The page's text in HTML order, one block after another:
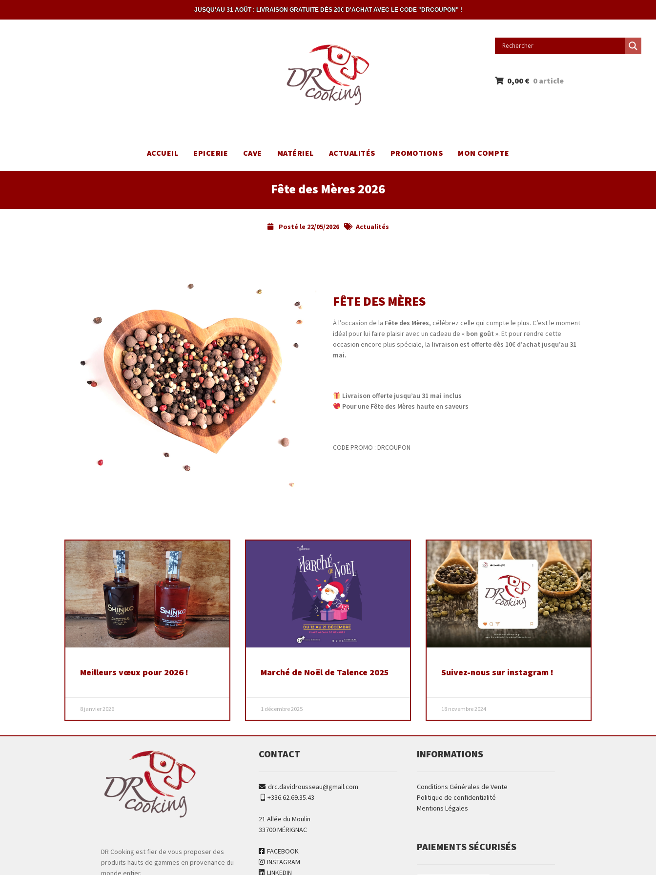
JUSQU'AU 31 AOÛT : LIVRAISON GRATUITE DÈS 20€ D'ACHAT AVEC LE CODE "DRCOUPON" !
ACCUEIL EPICERIE CAVE MATÉRIEL ACTUALITÉS PROMOTIONS MON COMPTE
0,00 € 0 article
Fête des Mères 2026
Posté le 22/05/2026 Actualités
FÊTE DES MÈRES
À l’occasion de la Fête des Mères, célébrez celle qui compte le plus. C’est le moment
idéal pour lui faire plaisir avec un cadeau de « bon goût ». Et pour rendre cette
occasion encore plus spéciale, la livraison est offerte dès 10€ d’achat jusqu’au 31
mai.
​ Livraison offerte jusqu’au 31 mai inclus
​ Pour une Fête des Mères haute en saveurs
CODE PROMO : DRCOUPON
Meilleurs vœux pour 2026 !
8 janvier 2026
Marché de Noël de Talence 2025
1 décembre 2025
Suivez-nous sur instagram !
18 novembre 2024
DR Cooking est fier de vous proposer des
produits hauts de gammes en provenance du
monde entier.
CONTACT
drc.davidrousseau@gmail.com
+336.62.69.35.43
21 Allée du Moulin
33700 MÉRIGNAC
FACEBOOK
INSTAGRAM
LINKEDIN
INFORMATIONS
Conditions Générales de Vente
Politique de confidentialité
Mentions Légales
PAIEMENTS SÉCURISÉS